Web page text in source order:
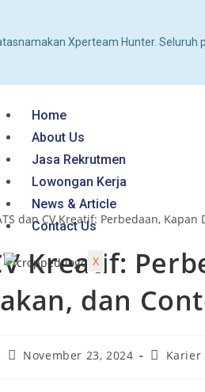
Xperteam Hunter.
Home
About Us
Jasa Rekrutmen
Lowongan Kerja
News & Article
Contact Us
X
Kreatif:
dan
November 23, 2024 Karier